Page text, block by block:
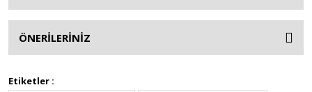
ÖNERİLERİNİZ
Etiketler :